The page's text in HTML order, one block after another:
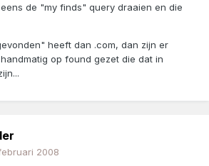
de "my finds" query draaien en die
heeft dan .com, dan zijn er
op found gezet die dat in
2008